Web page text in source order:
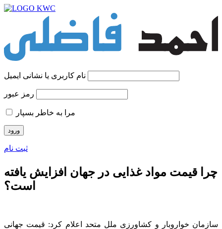
نام کاربری یا نشانی ایمیل
رمز عبور
مرا به خاطر بسپار
ثبت نام
چرا قیمت مواد غذایی در جهان افزایش یافته
است؟
سازمان خواروبار و کشاورزی ملل متحد اعلام کرد: قیمت جهانی